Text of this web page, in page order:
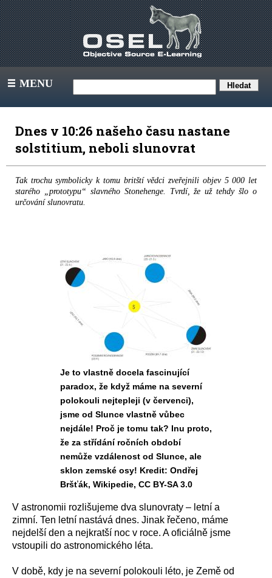
III MENU
Dnes v 10:26 našeho času nastane
solstitium, neboli slunovrat
Tak trochu symbolicky k tomu britští vědci zveřejnili objev 5 000 let
starého „prototypu“ slavného Stonehenge. Tvrdí, že už tehdy šlo o
určování slunovratu.
Je to vlastně docela fascinující
paradox, že když máme na severní
polokouli nejtepleji (v červenci),
jsme od Slunce vlastně vůbec
nejdále! Proč je tomu tak? Inu proto,
že za střídání ročních období
nemůže vzdálenost od Slunce, ale
sklon zemské osy! Kredit: Ondřej
Bršťák, Wikipedie, CC BY-SA 3.0
V astronomii rozlišujeme dva slunovraty – letní a
zimní. Ten letní nastává dnes. Jinak řečeno, máme
nejdelší den a nejkratší noc v roce. A oficiálně jsme
vstoupili do astronomického léta.
V době, kdy je na severní polokouli léto, je Země od